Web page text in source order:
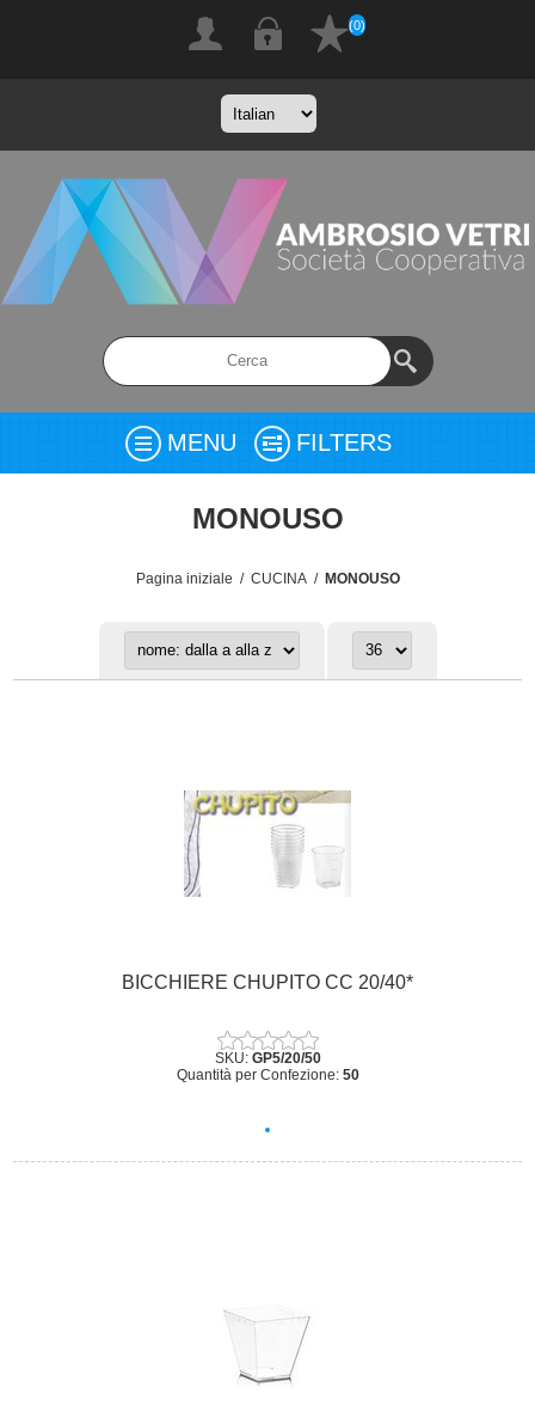
(0)
MENU FILTERS
MONOUSO
Pagina iniziale / CUCINA / MONOUSO
BICCHIERE CHUPITO CC 20/40*
SKU: GP5/20/50
Quantità per Confezione: 50